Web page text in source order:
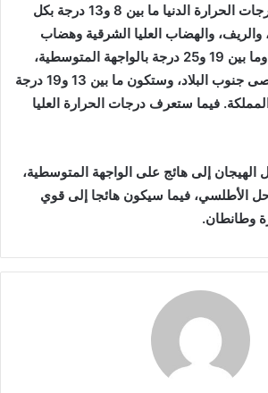
والجنوبية.وستتراوح درجات الحرارة الدنيا ما بين 8 و13 درجة بكل
والهضاب العليا الشرقية وهضاب
الفوسفاط ووالماس، وما بين 19 و25 درجة بالواجهة المتوسطية،
والجنوب الشرقي وأقصى جنوب البلاد، وستكون ما بين 13 و19 درجة
فيما ستعرف درجات الحرارة العليا
الهيجان إلى هائج على الواجهة المتوسطية،
الأطلسي، فيما سيكون هائجا إلى قوي
وطانطان.